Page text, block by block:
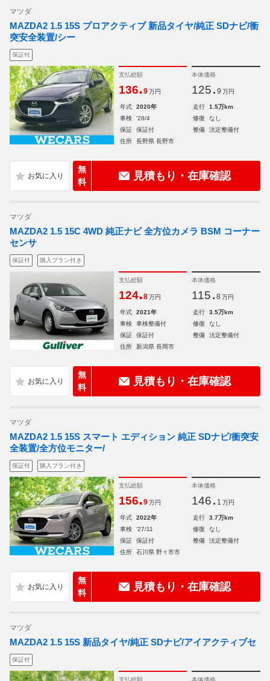
マツダ
MAZDA2 1.5 15S プロアクティブ 新品タイヤ/純正 SDナビ/衝
突安全装置/シー
保証付
支払総額
136.9 万円
本体価格
125. 9 万円
年式 2020年 走行
1.5万km
車検
'28/4 修復
なし
保証
保証付 整備
法定整備付
住所
長野県 長野市
無
料
見積もり・在庫確認
マツダ
MAZDA2 1.5 15C 4WD 純正ナビ 全方位カメラ BSM コーナー
センサ
保証付 購入プラン付き
支払総額
124.8 万円
本体価格
115. 8 万円
年式 2021年 走行
3.5万km
車検
車検整備付 修復
なし
保証
保証付 整備
法定整備付
住所
新潟県 長岡市
無
料
見積もり・在庫確認
マツダ
MAZDA2 1.5 15S スマート エディション 純正 SDナビ/衝突安
全装置/全方位モニター/
保証付 購入プラン付き
支払総額
156.9 万円
本体価格
146. 1 万円
年式 2022年 走行
3.7万km
車検
'27/11 修復
なし
保証
保証付 整備
法定整備付
住所
石川県 野々市市
無
料
見積もり・在庫確認
マツダ
MAZDA2 1.5 15S 新品タイヤ/純正 SDナビ/アイアクティブセ
保証付
支払総額 本体価格